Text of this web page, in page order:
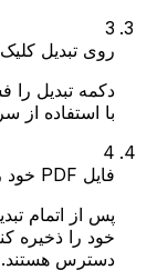
3
روی تبدیل کلیک
دکمه تبدیل را
با استفاده از
4
فایل PDF خود را دانلود کنید
دسترس هستند.